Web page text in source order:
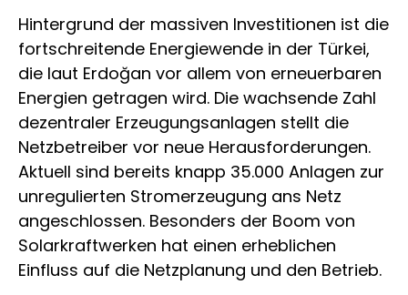
Hintergrund der massiven Investitionen ist die
fortschreitende Energiewende in der Türkei,
die laut Erdoğan vor allem von erneuerbaren
Energien getragen wird. Die wachsende Zahl
dezentraler Erzeugungsanlagen stellt die
Netzbetreiber vor neue Herausforderungen.
Aktuell sind bereits knapp 35.000 Anlagen zur
unregulierten Stromerzeugung ans Netz
angeschlossen. Besonders der Boom von
Solarkraftwerken hat einen erheblichen
Einfluss auf die Netzplanung und den Betrieb.